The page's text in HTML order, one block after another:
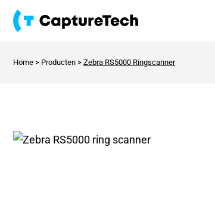
Home > Producten > Zebra RS5000 Ringscanner